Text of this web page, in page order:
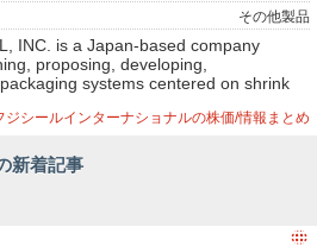
その他製品
INC. is a Japan-based company
proposing, developing,
systems centered on shrink
operates in five segments: Japan
Asian Nations (ASEAN) segment. The
and sales of packaging
The Company’s products are used
and personal care and
ジシールインターナショナルの株価/情報まとめ
新着記事